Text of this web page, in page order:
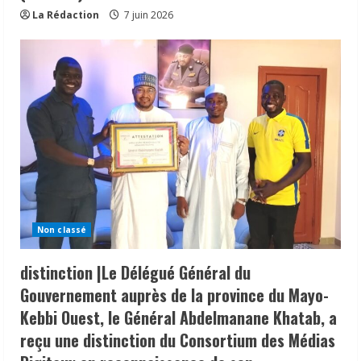
La Rédaction 7 juin 2026
Non classé
distinction |Le Délégué Général du
Gouvernement auprès de la province du Mayo-
Kebbi Ouest, le Général Abdelmanane Khatab, a
reçu une distinction du Consortium des Médias